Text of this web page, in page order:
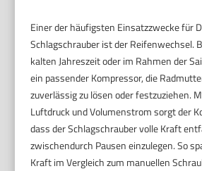
Einer der häufigsten Einsatzzwecke für
Schlagschrauber ist der Reifenwechsel.
kalten Jahreszeit oder im Rahmen der
ein passender Kompressor, die
zuverlässig zu lösen oder festzuziehen.
Luftdruck und Volumenstrom sorgt der
dass der Schlagschrauber volle Kraft
zwischendurch Pausen einzulegen. So
Kraft im Vergleich zum manuellen